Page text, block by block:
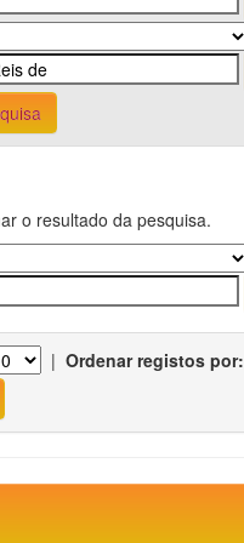
o resultado da pesquisa.
| Ordenar registos por: